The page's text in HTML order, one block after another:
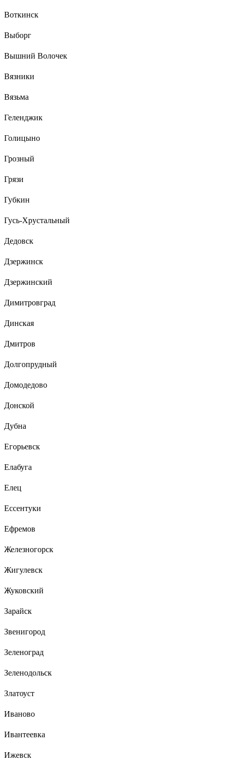
Воткинск
Выборг
Вышний Волочек
Вязники
Вязьма
Геленджик
Голицыно
Грозный
Грязи
Губкин
Гусь-Хрустальный
Дедовск
Дзержинск
Дзержинский
Димитровград
Динская
Дмитров
Долгопрудный
Домодедово
Донской
Дубна
Егорьевск
Елабуга
Елец
Ессентуки
Ефремов
Железногорск
Жигулевск
Жуковский
Зарайск
Звенигород
Зеленоград
Зеленодольск
Златоуст
Иваново
Ивантеевка
Ижевск